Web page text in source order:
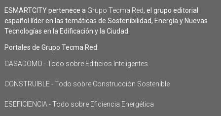
ESMARTCITY pertenece a Grupo Tecma Red, el grupo editorial
español líder en las temáticas de Sostenibilidad, Energía y Nuevas
Tecnologías en la Edificación y la Ciudad.
Portales de Grupo Tecma Red:
CASADOMO - Todo sobre Edificios Inteligentes
CONSTRUIBLE - Todo sobre Construcción Sostenible
ESEFICIENCIA - Todo sobre Eficiencia Energética